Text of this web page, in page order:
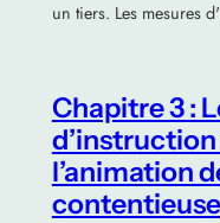
un tiers. Les mesures
Chapitre 3 :
l’animation
contentieuse